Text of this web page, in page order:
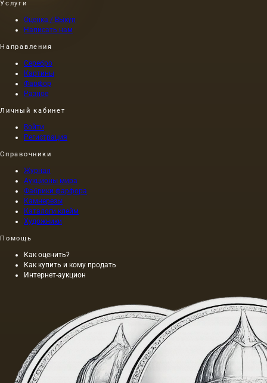
Услуги
Оценка / Выкуп
Написать нам
Направления
Серебро
Картины
Фарфор
Разное
Личный кабинет
Войти
Регистрация
Справочники
Журнал
Аукционы мира
Фабрики фарфора
Камнерезы
Каталоги клейм
Художники
Помощь
Как оценить?
Как купить и кому продать
Интернет-аукцион